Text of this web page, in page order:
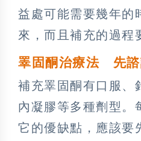
益處可能需要幾年的
來，而且補充的過程
睪固酮治療法 先諮
補充睪固酮有口服、
內凝膠等多種劑型。
它的優缺點，應該要